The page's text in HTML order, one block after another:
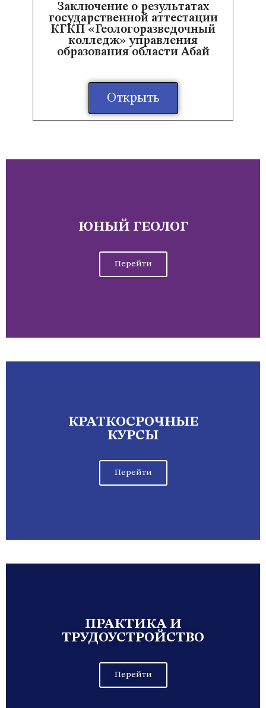
Заключение о результатах
государственной аттестации
КГКП «Геологоразведочный
колледж» управления
образования области Абай
Открыть
ЮНЫЙ ГЕОЛОГ
Перейти
КРАТКОСРОЧНЫЕ
КУРСЫ
Перейти
ПРАКТИКА И
ТРУДОУСТРОЙСТВО
Перейти